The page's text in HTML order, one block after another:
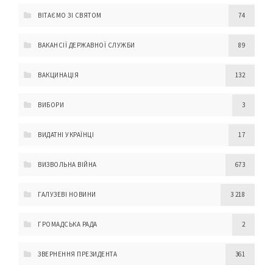
ВІТАЄМО ЗІ СВЯТОМ 74
ВАКАНСІЇ ДЕРЖАВНОЇ СЛУЖБИ 89
ВАКЦИНАЦІЯ 132
ВИБОРИ 3
ВИДАТНІ УКРАЇНЦІ 17
ВИЗВОЛЬНА ВІЙНА 673
ГАЛУЗЕВІ НОВИНИ 3 218
ГРОМАДСЬКА РАДА 2
ЗВЕРНЕННЯ ПРЕЗИДЕНТА 361